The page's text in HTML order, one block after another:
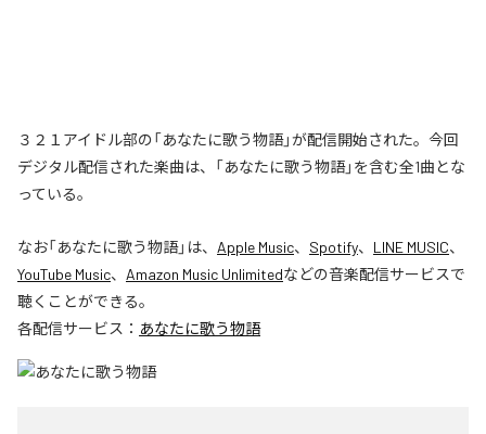
３２１アイドル部の「あなたに歌う物語」が配信開始された。今回
デジタル配信された楽曲は、「あなたに歌う物語」を含む全1曲とな
っている。
なお「あなたに歌う物語」は、 Apple Music、 Spotify、 LINE MUSIC、
YouTube Music、 Amazon Music Unlimitedなどの音楽配信サービスで
聴くことができる。
各配信サービス： あなたに歌う物語